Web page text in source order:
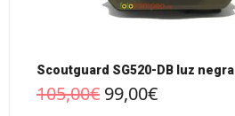
Scoutguard SG520-DB luz negra
105,00€ 99,00€